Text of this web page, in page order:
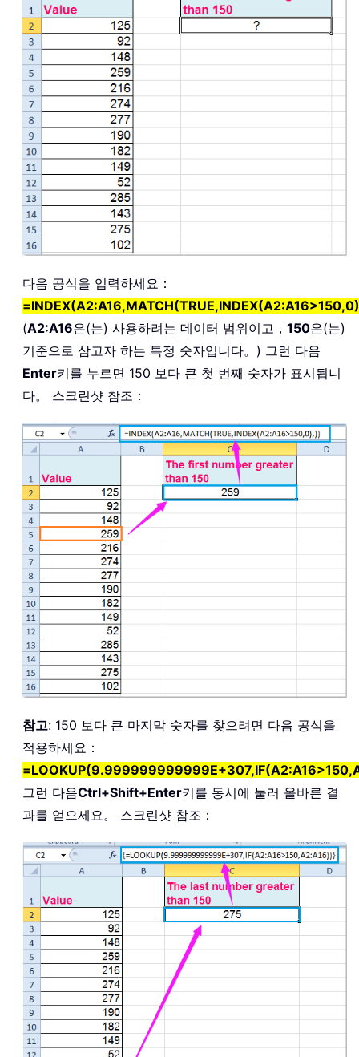
다음 공식을 입력하세요：
(A2:A16은(는) 사용하려는 데이터 범위이고， 150은(는)
기준으로 삼고자 하는 특정 숫자입니다。) 그런 다음
Enter키를 누르면 150 보다 큰 첫 번째 숫자가 표시됩니
다。 스크린샷 참조：
참고: 150 보다 큰 마지막 숫자를 찾으려면 다음 공식을
적용하세요：
그런 다음Ctrl+Shift+Enter키를 동시에 눌러 올바른 결
과를 얻으세요。 스크린샷 참조：